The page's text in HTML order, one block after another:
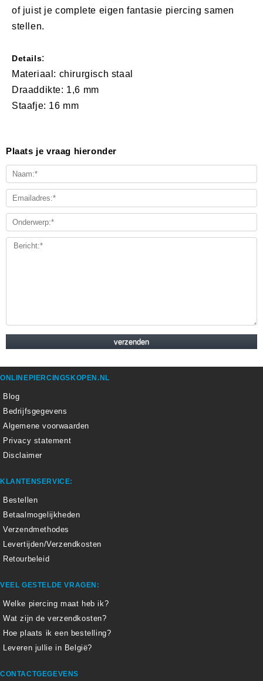
of juist je complete eigen fantasie piercing samen
stellen.
Details:
Materiaal: chirurgisch staal
Draaddikte: 1,6 mm
Staafje: 16 mm
Plaats je vraag hieronder
ONLINEPIERCINGSKOPEN.NL
Blog
Bedrijfsgegevens
Algemene voorwaarden
Privacy statement
Disclaimer
KLANTENSERVICE:
Bestellen
Betaalmogelijkheden
Verzendmethodes
Levertijden/Verzendkosten
Retourbeleid
VEEL GESTELDE VRAGEN:
Welke piercing maat heb ik?
Wat zijn de verzendkosten?
Hoe plaats ik een bestelling?
Leveren jullie in België?
CONTACTGEGEVENS